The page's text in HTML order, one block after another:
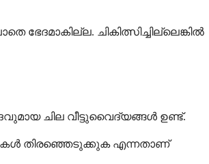
ചികിത്സിച്ചില്ലെങ്കിൽ
ചില വീട്ടുവൈദ്യങ്ങൾ ഉണ്ട്.
തിരഞ്ഞെടുക്കുക എന്നതാണ്